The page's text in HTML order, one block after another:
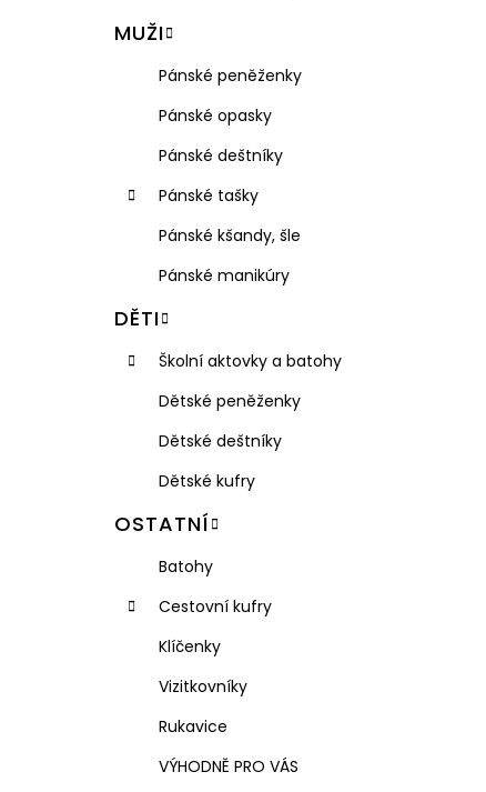
MUŽI
Pánské peněženky
Pánské opasky
Pánské deštníky
Pánské tašky
Pánské kšandy, šle
Pánské manikúry
DĚTI
Školní aktovky a batohy
Dětské peněženky
Dětské deštníky
Dětské kufry
OSTATNÍ
Batohy
Cestovní kufry
Klíčenky
Vizitkovníky
Rukavice
VÝHODNĚ PRO VÁS
VISAČKA NA KUFR PLASTOVÁ RGL
49 Kč